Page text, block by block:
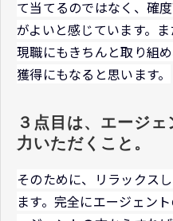
て当てるのではなく、確
がよいと感じています。
現職にもきちんと取り組
獲得にもなると思います。
３点目は、エージ
力いただくこと。
そのために、リラックス
ます。完全にエージェン